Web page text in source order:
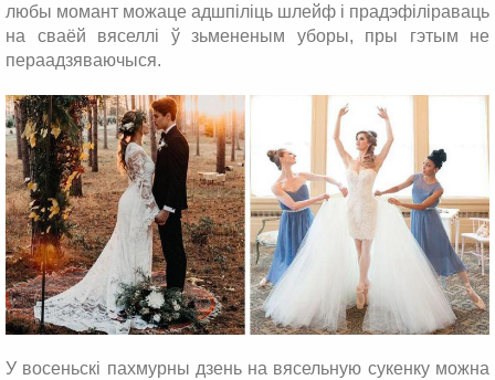
любы момант можаце адшпіліць шлейф і прадэфіліраваць
на сваёй вяселлі ў зьмененым уборы, пры гэтым не
пераадзяваючыся.
У восеньскі пахмурны дзень на вясельную сукенку можна